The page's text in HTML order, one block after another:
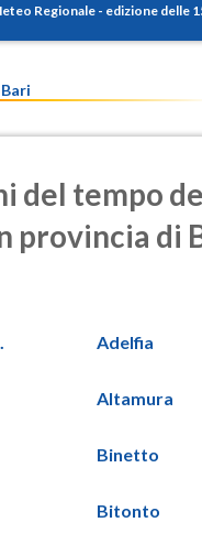
Regionale - edizione delle
del tempo
provincia di
Adelfia
Altamura
Binetto
Bitonto